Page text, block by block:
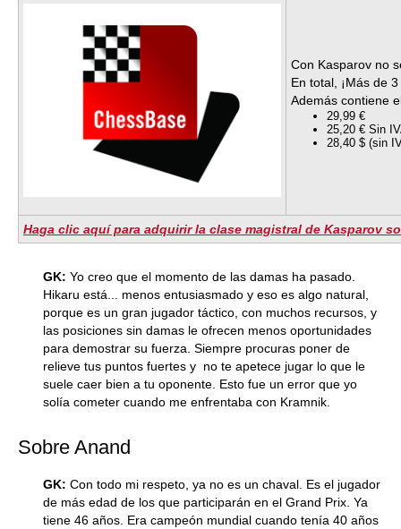
Con Kasparov no
En total, ¡Más de
Además contiene
29,99 €
25,20 € Sin
28,40 $ (sin
Haga clic aquí para adquirir la clase magistral de Kasparov
GK: Yo creo que el momento de las damas ha pasado.
Hikaru está... menos entusiasmado y eso es algo natural,
porque es un gran jugador táctico, con muchos recursos, y
las posiciones sin damas le ofrecen menos oportunidades
para demostrar su fuerza. Siempre procuras poner de
relieve tus puntos fuertes y no te apetece jugar lo que le
suele caer bien a tu oponente. Esto fue un error que yo
solía cometer cuando me enfrentaba con Kramnik.
Sobre Anand
GK: Con todo mi respeto, ya no es un chaval. Es el jugador
de más edad de los que participarán en el Grand Prix. Ya
tiene 46 años. Era campeón mundial cuando tenía 40 años